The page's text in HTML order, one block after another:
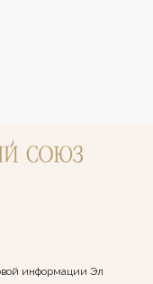
информации Эл